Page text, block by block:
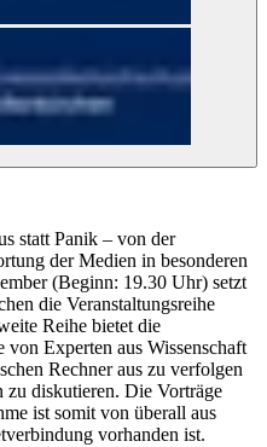
statt Panik – von der
der Medien in besonderen
(Beginn: 19.30 Uhr) setzt
die Veranstaltungsreihe
Reihe bietet die
Experten aus Wissenschaft
Rechner aus zu verfolgen
zu diskutieren. Die Vorträge
ist somit von überall aus
vorhanden ist.